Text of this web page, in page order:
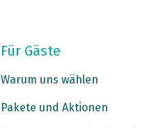
Für Gäste
Warum uns wählen
Pakete und Aktionen